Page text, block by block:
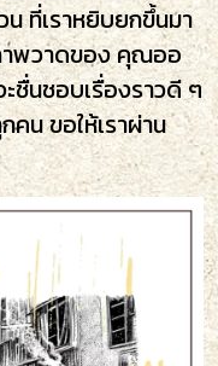
ที่เราหยิบยกขึ้นมา
าพวาดของ คุณออ
ะชื่นชอบเรื่องราวดี ๆ
คน ขอให้เราผ่าน